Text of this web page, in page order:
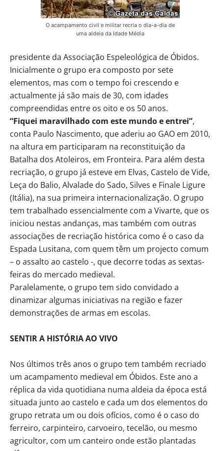
O acampamento civil e militar recria o dia-a-dia de
uma aldeia da Idade Média
presidente da Associação Espeleológica de Óbidos.
Inicialmente o grupo era composto por sete
elementos, mas com o tempo foi crescendo e
actualmente já são mais de 30, com idades
compreendidas entre os oito e os 50 anos.
“Fiquei maravilhado com este mundo e entrei”,
conta Paulo Nascimento, que aderiu ao GAO em 2010,
na altura em participaram na reconstituição da
Batalha dos Atoleiros, em Fronteira. Para além desta
recriação, o grupo já esteve em Elvas, Castelo de Vide,
Leça do Balio, Alvalade do Sado, Silves e Finale Ligure
(Itália), na sua primeira internacionalização. O grupo
tem trabalhado essencialmente com a Vivarte, que os
iniciou nestas andanças, mas também com outras
associações de recriação histórica como é o caso da
Espada Lusitana, com quem têm um projecto comum
– o assalto ao castelo -, que decorre todas as sextas-
feiras do mercado medieval.
Paralelamente, o grupo tem sido convidado a
dinamizar algumas iniciativas na região e fazer
demonstrações de armas em escolas.
SENTIR A HISTÓRIA AO VIVO
Nos últimos três anos o grupo tem também recriado
um acampamento medieval em Óbidos. Este ano a
réplica da vida quotidiana numa aldeia da época está
situada junto ao castelo e cada um dos elementos do
grupo retrata um ou dois ofícios, como é o caso do
ferreiro, carpinteiro, carvoeiro, tecelão, ou mesmo
agricultor, com um canteiro onde estão plantadas